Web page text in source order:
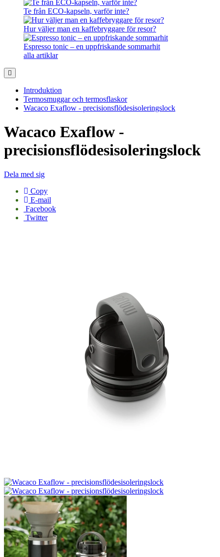
Te från ECO-kapseln, varför inte?
Hur väljer man en kaffebryggare för resor?
Espresso tonic – en uppfriskande sommarhit
alla artiklar
Introduktion
Termosmuggar och termosflaskor
Wacaco Exaflow - precisionsflödesisoleringslock
Wacaco Exaflow -
precisionsflödesisoleringslock
Dela med sig
Copy
E-mail
Facebook
Twitter